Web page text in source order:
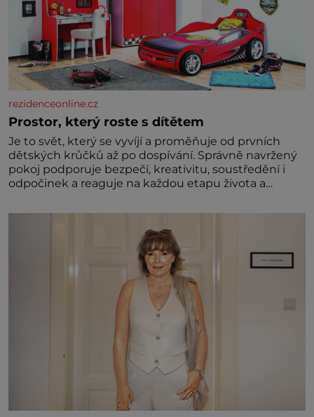
rezidenceonline.cz
Prostor, který roste s dítětem
Je to svět, který se vyvíjí a proměňuje od prvních
dětských krůčků až po dospívání. Správně navržený
pokoj podporuje bezpečí, kreativitu, soustředění i
odpočinek a reaguje na každou etapu života a
jednoduchost, měkkost a bezpečí, proto by pokoj